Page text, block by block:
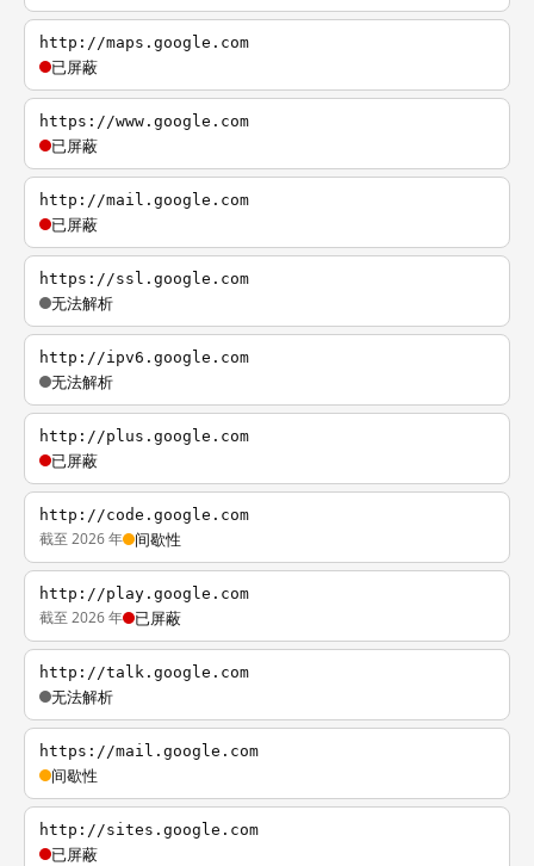
http://maps.google.com
已屏蔽
https://www.google.com
已屏蔽
http://mail.google.com
已屏蔽
https://ssl.google.com
无法解析
http://ipv6.google.com
无法解析
http://plus.google.com
已屏蔽
http://code.google.com
截至 2026 年 间歇性
http://play.google.com
截至 2026 年 已屏蔽
http://talk.google.com
无法解析
https://mail.google.com
间歇性
http://sites.google.com
已屏蔽